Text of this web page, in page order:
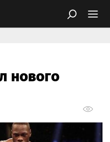
нового